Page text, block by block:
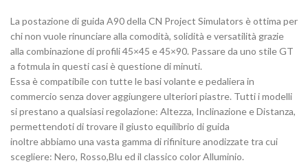
La postazione di guida A90 della CN Project Simulators èottima per
chi non vuole rinunciare alla comodità, solidità e versatilità grazie
alla combinazione di profili 45×45 e 45×90. Passare da uno stile GT
a fotmula in questi casi è questione di minuti.
Essa è compatibile con tutte le basi volante e pedaliera in
commercio senza dover aggiungere ulteriori piastre. Tutti i modelli
si prestano a qualsiasi regolazione: Altezza, Inclinazione e Distanza,
permettendoti di trovare il giusto equilibrio di guida
inoltre abbiamo una vasta gamma di rifiniture anodizzate tra cui
scegliere: Nero, Rosso,Blu ed il classico color Alluminio.